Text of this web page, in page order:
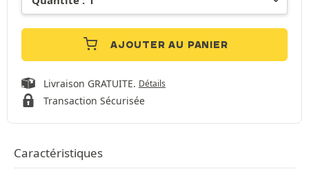
AJOUTER AU PANIER
Livraison GRATUITE. Détails
Transaction Sécurisée
Caractéristiques